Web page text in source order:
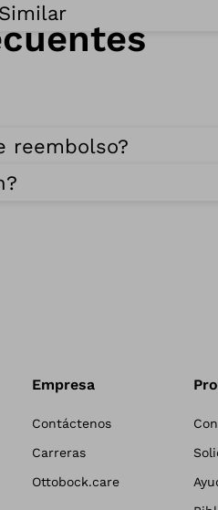
reembolso?
Empresa
Contáctenos
Carreras
Ottobock.care